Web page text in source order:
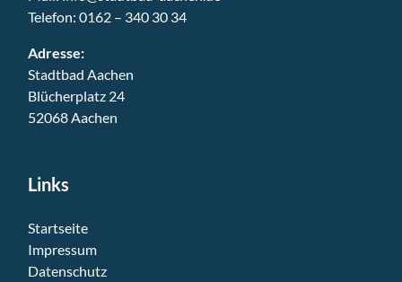
Telefon:0162 – 340 30 34
Adresse:
Stadtbad Aachen
Blücherplatz 24
52068 Aachen
Links
Startseite
Impressum
Datenschutz